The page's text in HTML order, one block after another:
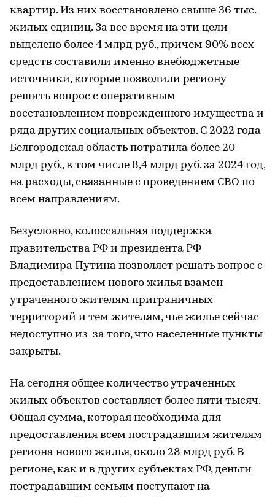
квартир. Из них восстановлено свыше 36 тыс.
жилых единиц. За все время на эти цели
выделено более 4 млрд руб., причем 90% всех
средств составили именно внебюджетные
источники, которые позволили региону
решить вопрос с оперативным
восстановлением поврежденного имущества и
ряда других социальных объектов. С 2022 года
Белгородская область потратила более 20
млрд руб., в том числе 8,4 млрд руб. за 2024 год,
на расходы, связанные с проведением СВО по
всем направлениям.
Безусловно, колоссальная поддержка
правительства РФ и президента РФ
Владимира Путина позволяет решать вопрос с
предоставлением нового жилья взамен
утраченного жителям приграничных
территорий и тем жителям, чье жилье сейчас
недоступно из-за того, что населенные пункты
закрыты.
На сегодня общее количество утраченных
жилых объектов составляет более пяти тысяч.
Общая сумма, которая необходима для
предоставления всем пострадавшим жителям
региона нового жилья, около 28 млрд руб. В
регионе, как и в других субъектах РФ, деньги
пострадавшим семьям поступают на